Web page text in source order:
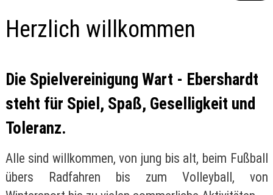
Herzlich willkommen
Die Spielvereinigung Wart - Ebershardt
steht für Spiel, Spaß, Geselligkeit und
Toleranz.
Alle sind willkommen, von jung bis alt, beim Fußball
übers Radfahren bis zum Volleyball, von